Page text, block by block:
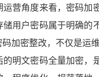
营角度来看，密码
用户密码属于明确
加密整改，不仅是运
明文密码全量加密